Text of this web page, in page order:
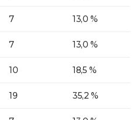
7 13,0 %
7 13,0 %
10 18,5 %
19 35,2 %